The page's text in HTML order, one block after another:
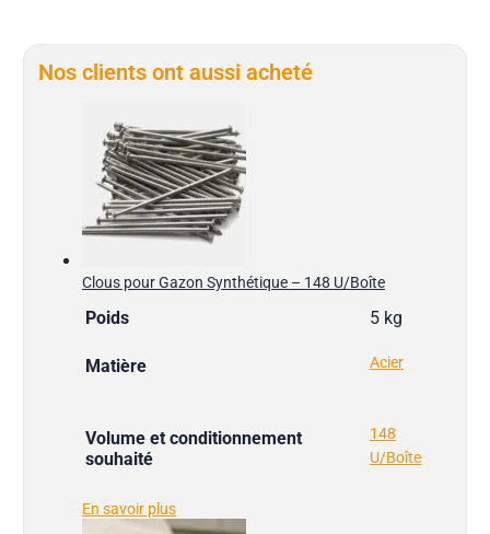
Nos clients ont aussi acheté
Clous pour Gazon Synthétique – 148 U/Boîte
Poids 5 kg
Matière Acier
Volume et conditionnement
souhaité
148
U/Boîte
En savoir plus